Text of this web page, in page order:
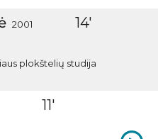
2001 14'
plokštelių studija
11'